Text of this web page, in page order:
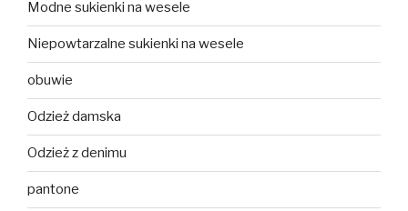
Modne sukienki na wesele
Niepowtarzalne sukienki na wesele
obuwie
Odzież damska
Odzież z denimu
pantone